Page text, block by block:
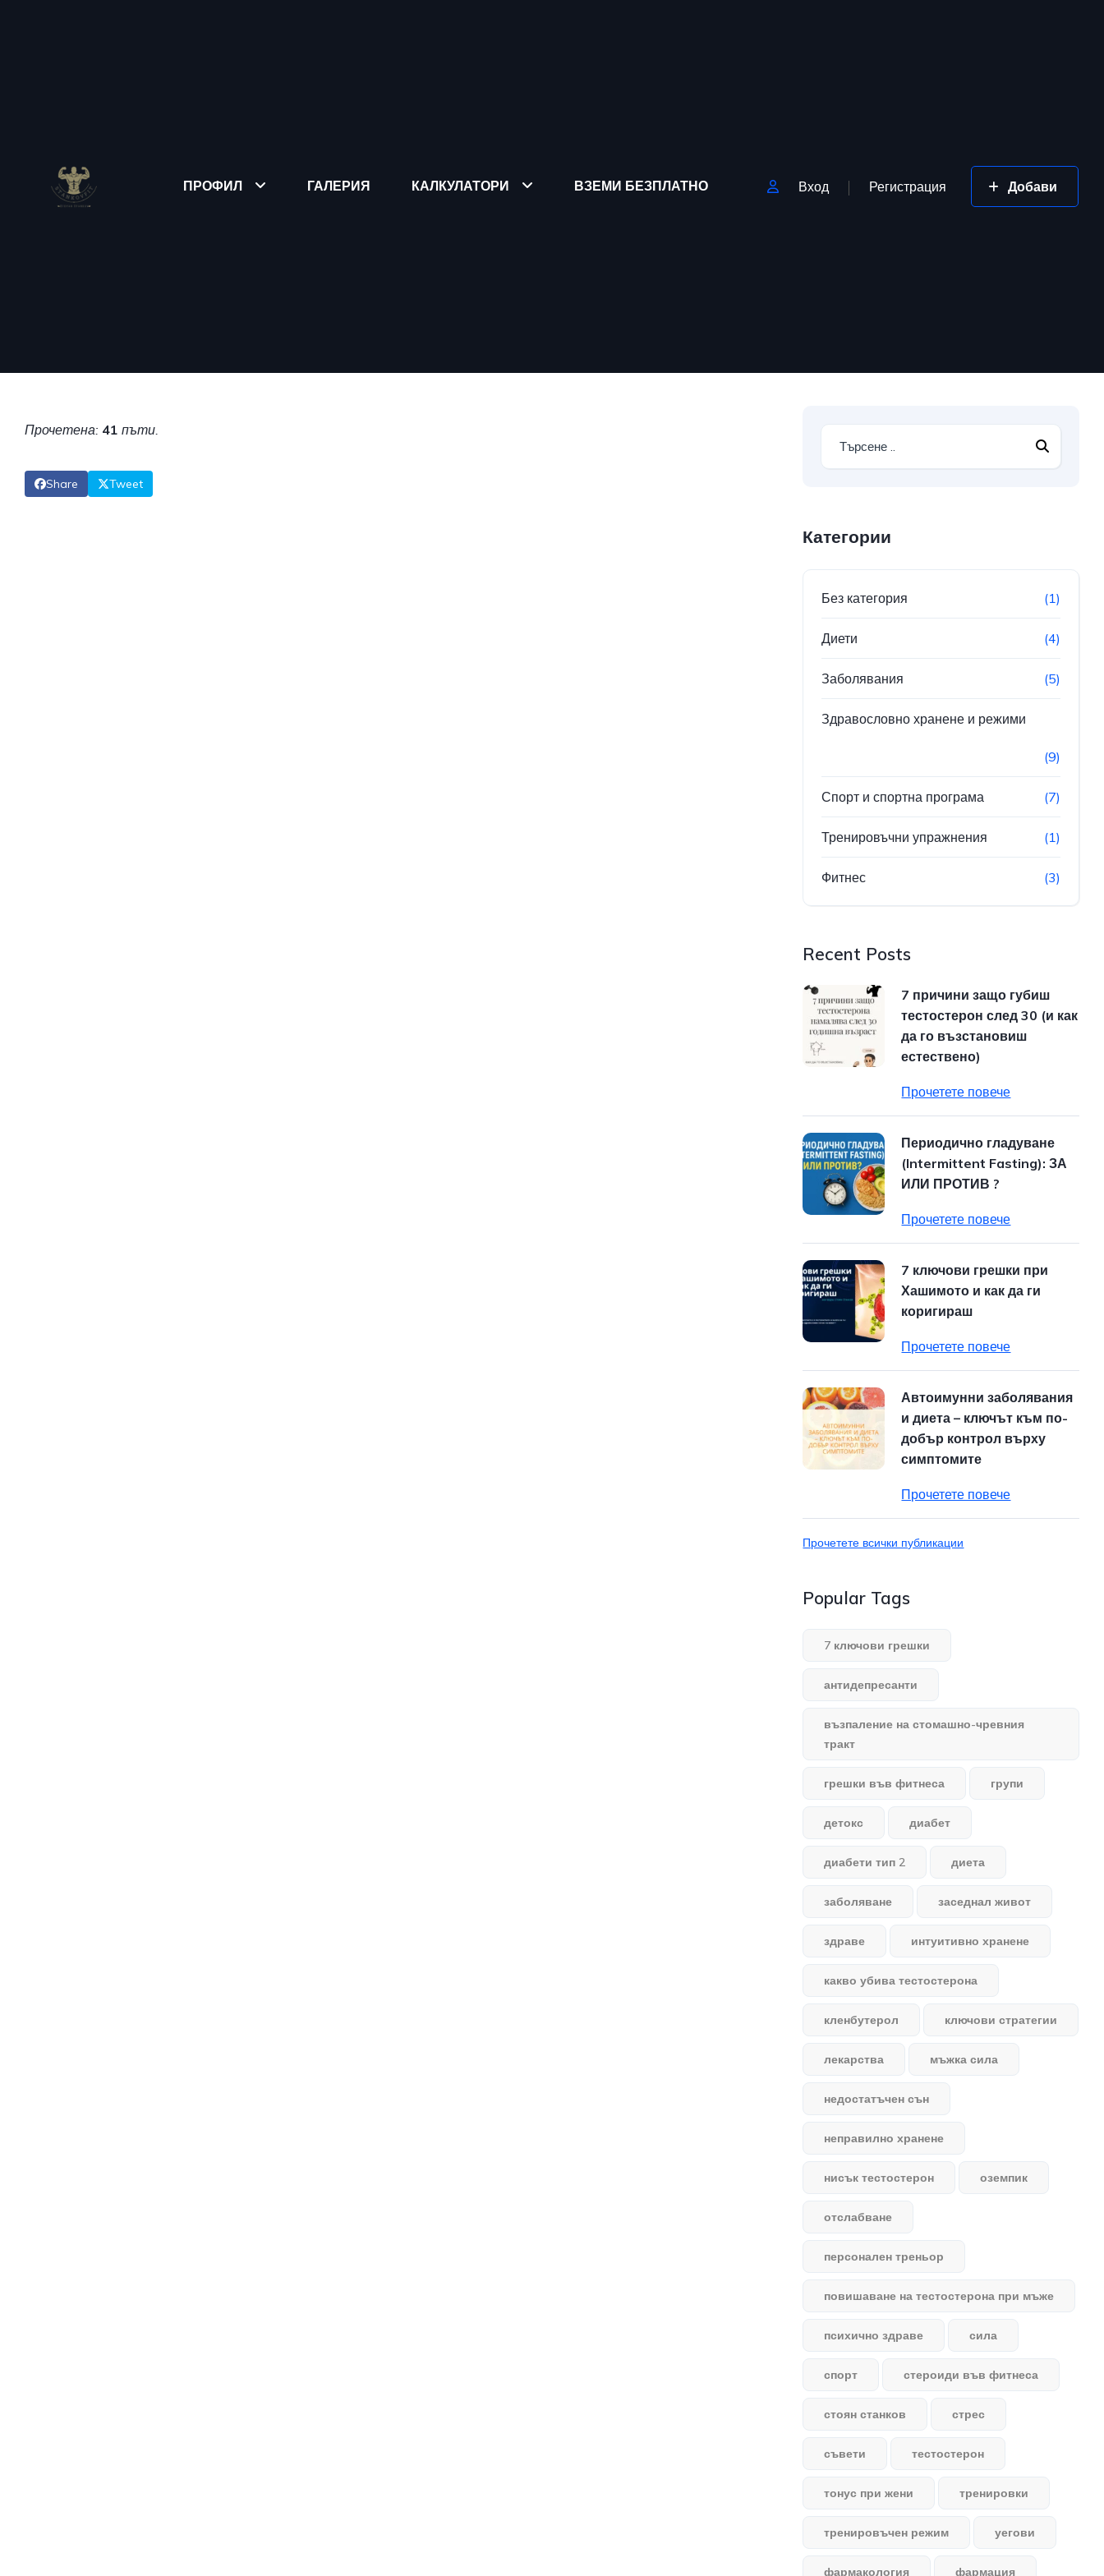
ПРОФИЛ ГАЛЕРИЯ КАЛКУЛАТОРИ ВЗЕМИ БЕЗПЛАТНО Вход Регистрация Добави
Прочетена: 41 пъти.
Share Tweet
Категории
Без категория (1)
Диети (4)
Заболявания (5)
Здравословно хранене и режими
(9)
Спорт и спортна програма (7)
Тренировъчни упражнения (1)
Фитнес (3)
Recent Posts
7 причини защо губиш
тестостерон след 30 (и как
да го възстановиш
естествено)
Прочетете повече
Периодично гладуване
(Intermittent Fasting): ЗА
ИЛИ ПРОТИВ ?
Прочетете повече
7 ключови грешки при
Хашимото и как да ги
коригираш
Прочетете повече
Автоимунни заболявания
и диета – ключът към по-
добър контрол върху
симптомите
Прочетете повече
Прочетете всички публикации
Popular Tags
7 ключови грешки
антидепресанти
възпаление на стомашно-чревния
тракт
грешки във фитнеса групи
детокс диабет
диабети тип 2 диета
заболяване заседнал живот
здраве интуитивно хранене
какво убива тестостерона
кленбутерол ключови стратегии
лекарства мъжка сила
недостатъчен сън
неправилно хранене
нисък тестостерон оземпик
отслабване
персонален треньор
повишаване на тестостерона при мъже
психично здраве сила
спорт стероиди във фитнеса
стоян станков стрес
съвети тестостерон
тонус при жени тренировки
тренировъчен режим уегови
фармакология фармация